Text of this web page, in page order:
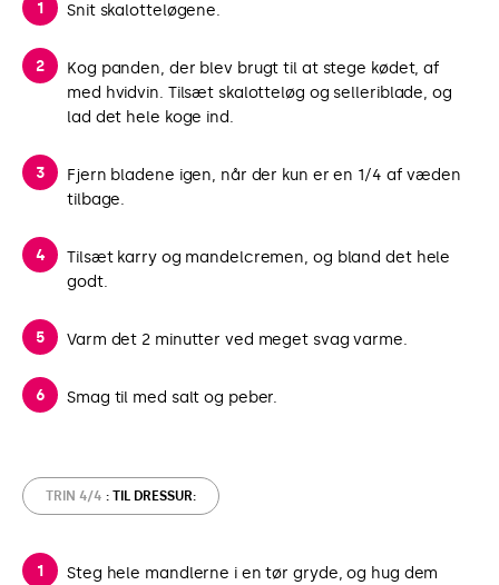
Snit skalotteløgene.
Kog panden, der blev brugt til at stege kødet, af
med hvidvin. Tilsæt skalotteløg og selleriblade, og
lad det hele koge ind.
Fjern bladene igen, når der kun er en 1/4 af væden
tilbage.
Tilsæt karry og mandelcremen, og bland det hele
godt.
Varm det 2 minutter ved meget svag varme.
Smag til med salt og peber.
TRIN 4/4 : TIL DRESSUR:
Steg hele mandlerne i en tør gryde, og hug dem